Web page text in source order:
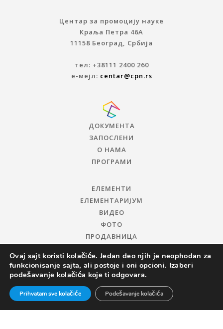
Центар за промоцију науке
Краља Петра 46A
11158 Београд, Србија
тел: +38111 2400 260
е-мејл: centar@cpn.rs
ДОКУМЕНТА
ЗАПОСЛЕНИ
О НАМА
ПРОГРАМИ
ЕЛЕМЕНТИ
ЕЛЕМЕНТАРИЈУМ
ВИДЕО
ФОТО
ПРОДАВНИЦА
© 2019 ЦЕНТАР ЗА ПРОМОЦИЈУ НАУКЕ
Ovaj sajt koristi kolačiće. Jedan deo njih je neophodan za
funkcionisanje sajta, ali postoje i oni opcioni. Izaberi
podešavanje kolačića koje ti odgovara.
Prihvatam sve kolačiće Podešavanje kolačića